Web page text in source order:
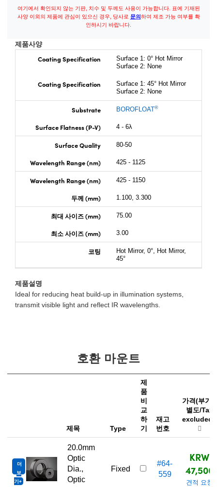
여기에서 확인되지 않는 기판, 치수 및 두께도 사용이 가능합니다. 표에 기재된
사양 이외의 제품에 관심이 있으신 경우, 당사로 문의하여 제조 가능 여부를 확
인하시기 바랍니다.
제품사양
Coating Specification
Surface 1: 0° Hot Mirror
Surface 2: None
Coating Specification
Surface 1: 45° Hot Mirror
Surface 2: None
Substrate BOROFLOAT®
Surface Flatness (P-V) 4 - 6λ
Surface Quality 80-50
Wavelength Range (nm) 425 - 1125
Wavelength Range (nm) 425 - 1150
두께 (mm) 1.100, 3.300
최대 사이즈 (mm) 75.00
최소 사이즈 (mm) 3.00
코팅
Hot Mirror, 0°, Hot Mirror,
45°
제품설명
Ideal for reducing heat build-up in illumination systems,
transmit visible light and reflect IR wavelengths.
호환 마운트
제목 Type
제
품
비
교
하
기
재고
번호
가격(부가
별도/Tax
excluded)
더
보
기
20.0mm
Optic
Dia.,
Optic
Fixed
#64-
559
KRW
47,500
견적 요청